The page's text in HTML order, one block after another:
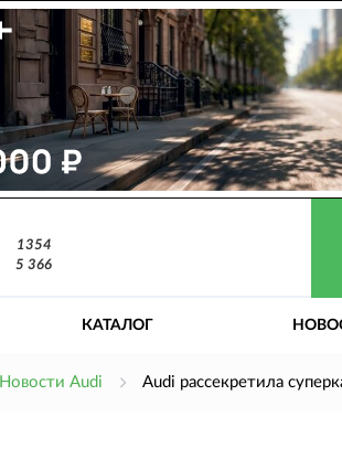
1354
5 366
КАТАЛОГ
Новости Audi Audi рассекретила